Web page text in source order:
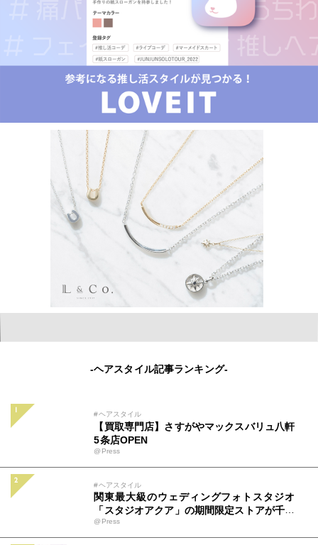
-ヘアスタイル記事ランキング-
#ヘアスタイル
【買取専門店】さすがやマックスバリュ八軒
5条店OPEN
@Press
#ヘアスタイル
関東最大級のウェディングフォトスタジオ
「スタジオアクア」の期間限定ストアが千葉
市・高崎市に登場！
@Press